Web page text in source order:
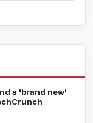
a 'brand new'